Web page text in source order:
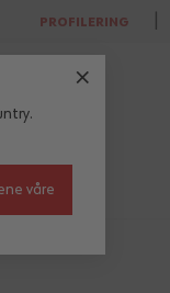
PROFILERING
våre